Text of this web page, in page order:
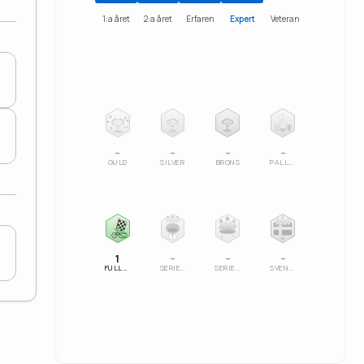
1:a året 2:a året Erfaren Expert Veteran
–
GULD
–
SILVER
–
BRONS
–
PALLSERIE
100%
1
FULLFÖLJT
1
–
SERIELEDARE
–
SERIESEGRARE
SM
–
SVENSK MÄSTARE